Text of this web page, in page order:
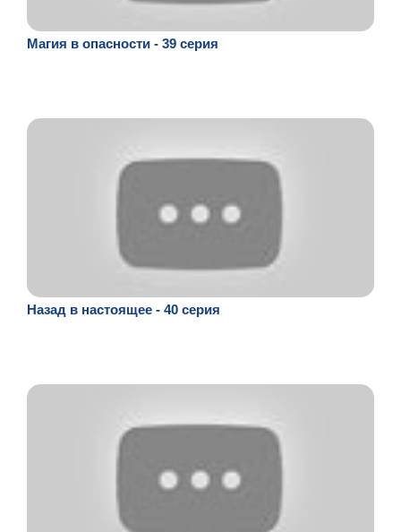
Магия в опасности - 39 серия
Назад в настоящее - 40 серия